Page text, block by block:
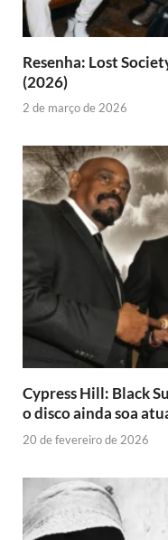
Resenha: Lost
(2026)
2 de março de 2026
Cypress Hill: Black
o disco ainda soa
20 de fevereiro de 2026